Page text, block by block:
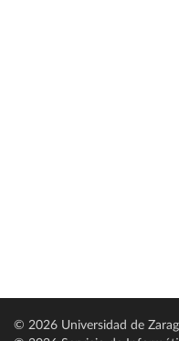
© 2026 Universidad de